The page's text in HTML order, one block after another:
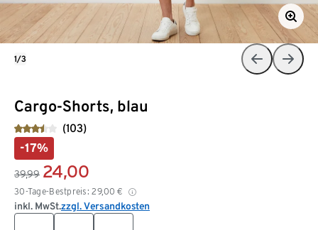
Cargo-Shorts, blau
(103)
-17%
39,99 24,00
30-Tage-Bestpreis: 29,00 €
inkl. MwSt.zzgl. Versandkosten
1/3